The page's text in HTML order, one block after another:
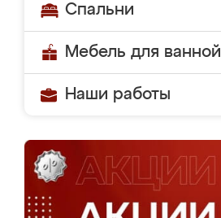
Спальни
Мебель для ванной
Наши работы